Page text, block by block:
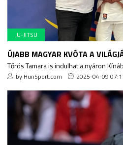
JU-JITSU
ÚJABB MAGYAR KVÓTA A
Tőrös Tamara is indulhat a nyáron
by HunSport.com 2025-04-09